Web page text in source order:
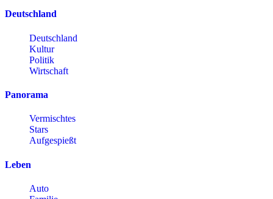
Deutschland
Deutschland
Kultur
Politik
Wirtschaft
Panorama
Vermischtes
Stars
Aufgespießt
Leben
Auto